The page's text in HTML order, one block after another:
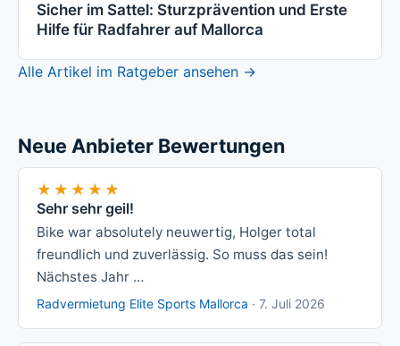
Sicher im Sattel: Sturzprävention und Erste
Hilfe für Radfahrer auf Mallorca
Alle Artikel im Ratgeber ansehen →
Neue Anbieter Bewertungen
★★★★★
★★★★★
Sehr sehr geil!
Bike war absolutely neuwertig, Holger total
freundlich und zuverlässig. So muss das sein!
Nächstes Jahr …
Radvermietung Elite Sports Mallorca · 7. Juli 2026